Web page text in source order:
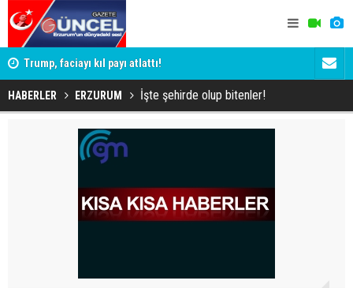
3 Trump, faciayı kıl payı atlattı!
HABERLER ERZURUM İşte şehirde olup bitenler!